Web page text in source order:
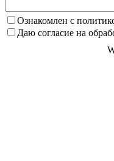
Ознакомлен с
Даю согласие на